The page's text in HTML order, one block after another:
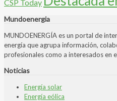
CSP Today
Mundoenergia
MUNDOENERGÍA es un portal de
energía que agrupa información,
profesionales como a interesados en
Noticias
Energía solar
Energía eólica